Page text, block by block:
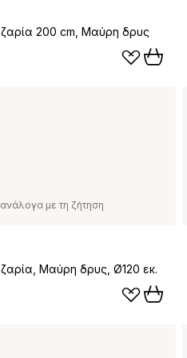
200 cm, Μαύρη δρυς
με τη ζήτηση
Μαύρη δρυς, Ø120 εκ.